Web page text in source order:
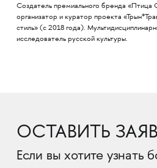
Создатель премиального бренда «Птица
организатор и куратор проекта
стиль» (с 2018 года).
исследователь русской культуры.
ОСТАВИТЬ
Если вы хотите узнать